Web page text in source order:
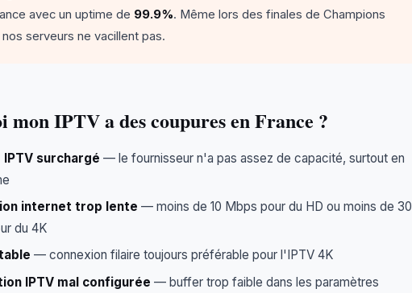
avec un uptime de 99.9%. Même lors des finales de Champions
serveurs ne vacillent pas.
mon IPTV a des coupures en France ?
surchargé — le fournisseur n'a pas assez de capacité, surtout en
internet trop lente — moins de 10 Mbps pour du HD ou moins de 30
du 4K
— connexion filaire toujours préférable pour l'IPTV 4K
IPTV mal configurée — buffer trop faible dans les paramètres